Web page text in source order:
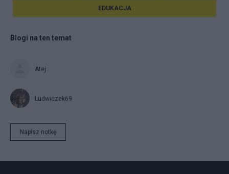
EDUKACJA
Blogi na ten temat
Atej
Ludwiczek69
Napisz notkę